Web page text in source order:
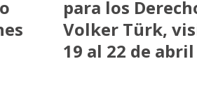
para los
Volker Türk,
19 al 22 de